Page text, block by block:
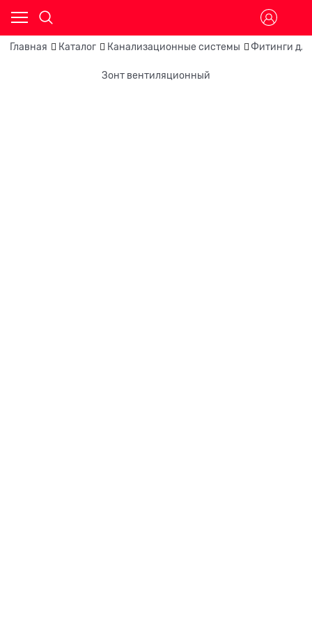
Главная Каталог Канализационные системы Фитинги
Зонт вентиляционный